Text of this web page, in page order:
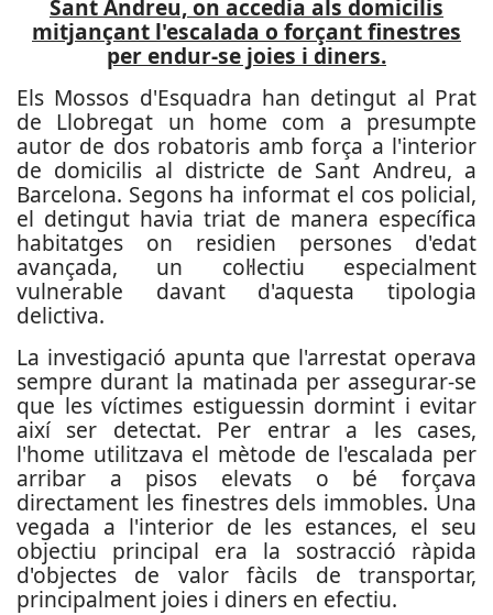
Sant Andreu, on accedia als domicilis
mitjançant l'escalada o forçant finestres
per endur-se joies i diners.
Els Mossos d'Esquadra han detingut al Prat
de Llobregat un home com a presumpte
autor de dos robatoris amb força a l'interior
de domicilis al districte de Sant Andreu, a
Barcelona. Segons ha informat el cos policial,
el detingut havia triat de manera específica
habitatges on residien persones d'edat
avançada, un col·lectiu especialment
vulnerable davant d'aquesta tipologia
delictiva.
La investigació apunta que l'arrestat operava
sempre durant la matinada per assegurar-se
que les víctimes estiguessin dormint i evitar
així ser detectat. Per entrar a les cases,
l'home utilitzava el mètode de l'escalada per
arribar a pisos elevats o bé forçava
directament les finestres dels immobles. Una
vegada a l'interior de les estances, el seu
objectiu principal era la sostracció ràpida
d'objectes de valor fàcils de transportar,
principalment joies i diners en efectiu.